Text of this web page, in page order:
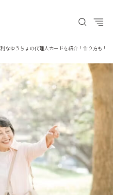
なゆうちょの代理人カードを紹介！作り方も！